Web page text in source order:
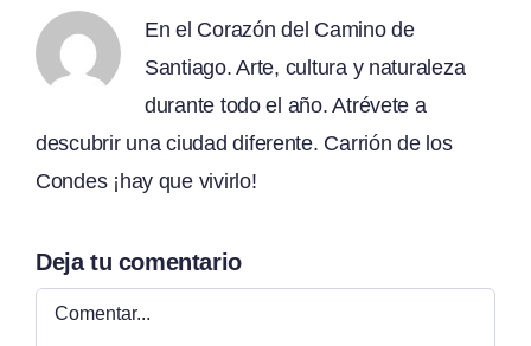
En el Corazón del Camino de
Santiago. Arte, cultura y naturaleza
durante todo el año. Atrévete a
descubrir una ciudad diferente. Carrión de los
Condes ¡hay que vivirlo!
Deja tu comentario
Comentar